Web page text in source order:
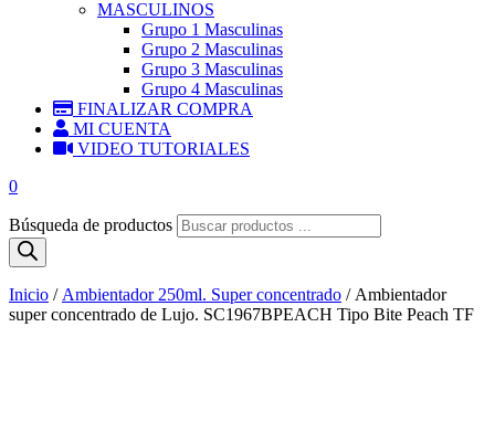
MASCULINOS
Grupo 1 Masculinas
Grupo 2 Masculinas
Grupo 3 Masculinas
Grupo 4 Masculinas
FINALIZAR COMPRA
MI CUENTA
VIDEO TUTORIALES
0
Búsqueda de productos
Inicio / Ambientador 250ml. Super concentrado / Ambientador
super concentrado de Lujo. SC1967BPEACH Tipo Bite Peach TF